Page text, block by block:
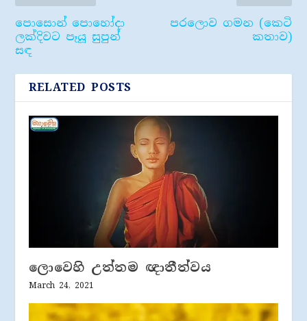
පොසොන් පොහෝදා
ලක්දිවට පෑයූ සුපුන්
සඳ
පරලොව ගමන (කෙටි
කතාව)
RELATED POSTS
ලොවෙහි උත්තම ඥාතීත්වය
March 24, 2021